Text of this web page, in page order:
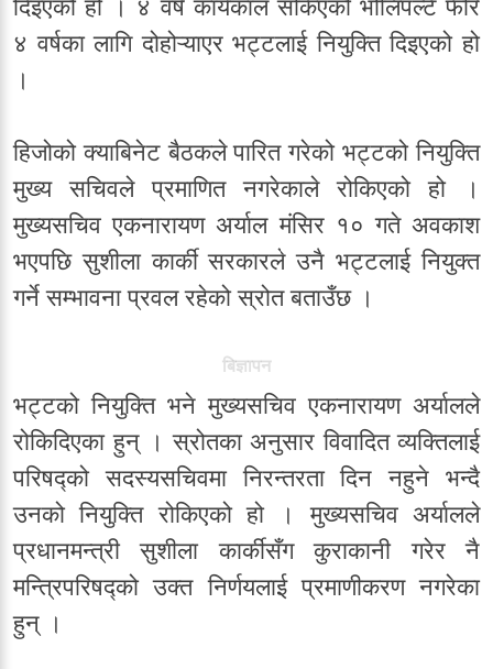
दिइएको हो । ४ वर्षे कार्यकाल सकिएको भोलिपल्टै फेरि
४ वर्षका लागि दोहोऱ्याएर भट्टलाई नियुक्ति दिइएको हो
।
हिजोको क्याबिनेट बैठकले पारित गरेको भट्टको नियुक्ति
मुख्य सचिवले प्रमाणित नगरेकाले रोकिएको हो ।
मुख्यसचिव एकनारायण अर्याल मंसिर १० गते अवकाश
भएपछि सुशीला कार्की सरकारले उनै भट्टलाई नियुक्त
गर्ने सम्भावना प्रवल रहेको स्रोत बताउँछ ।
बिज्ञापन
भट्टको नियुक्ति भने मुख्यसचिव एकनारायण अर्यालले
रोकिदिएका हुन् । स्रोतका अनुसार विवादित व्यक्तिलाई
परिषद्को सदस्यसचिवमा निरन्तरता दिन नहुने भन्दै
उनको नियुक्ति रोकिएको हो । मुख्यसचिव अर्यालले
प्रधानमन्त्री सुशीला कार्कीसँग कुराकानी गरेर नै
मन्त्रिपरिषद्को उक्त निर्णयलाई प्रमाणीकरण नगरेका
हुन् ।